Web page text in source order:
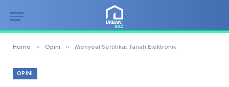
Home » Opini » Menyoal Sertifikat Tanah Elektronik
OPINI